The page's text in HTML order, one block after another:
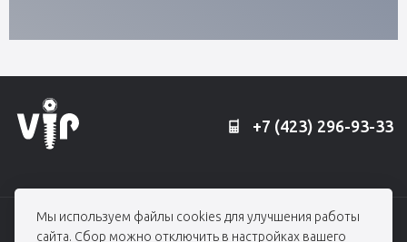
Мы используем файлы cookies для улучшения работы
сайта. Сбор можно отключить в настройках вашего
+7 (423) 296-93-33
© 2006 — 2026, Профессорская клиника Едранова